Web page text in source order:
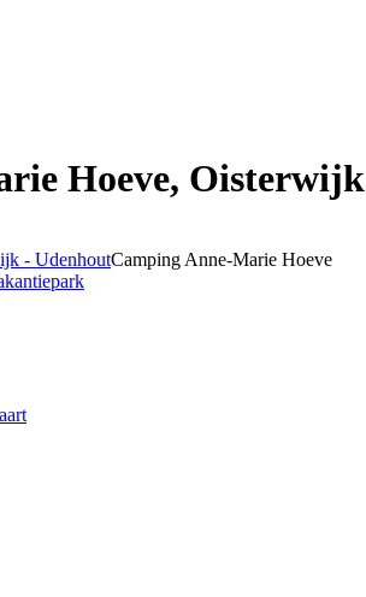
Hoeve, Oisterwijk
- UdenhoutCamping Anne-Marie Hoeve